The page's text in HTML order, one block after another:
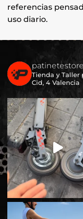
referencias
uso diario.
patinetestore_
Tienda y Taller
Cid, 4 Valencia